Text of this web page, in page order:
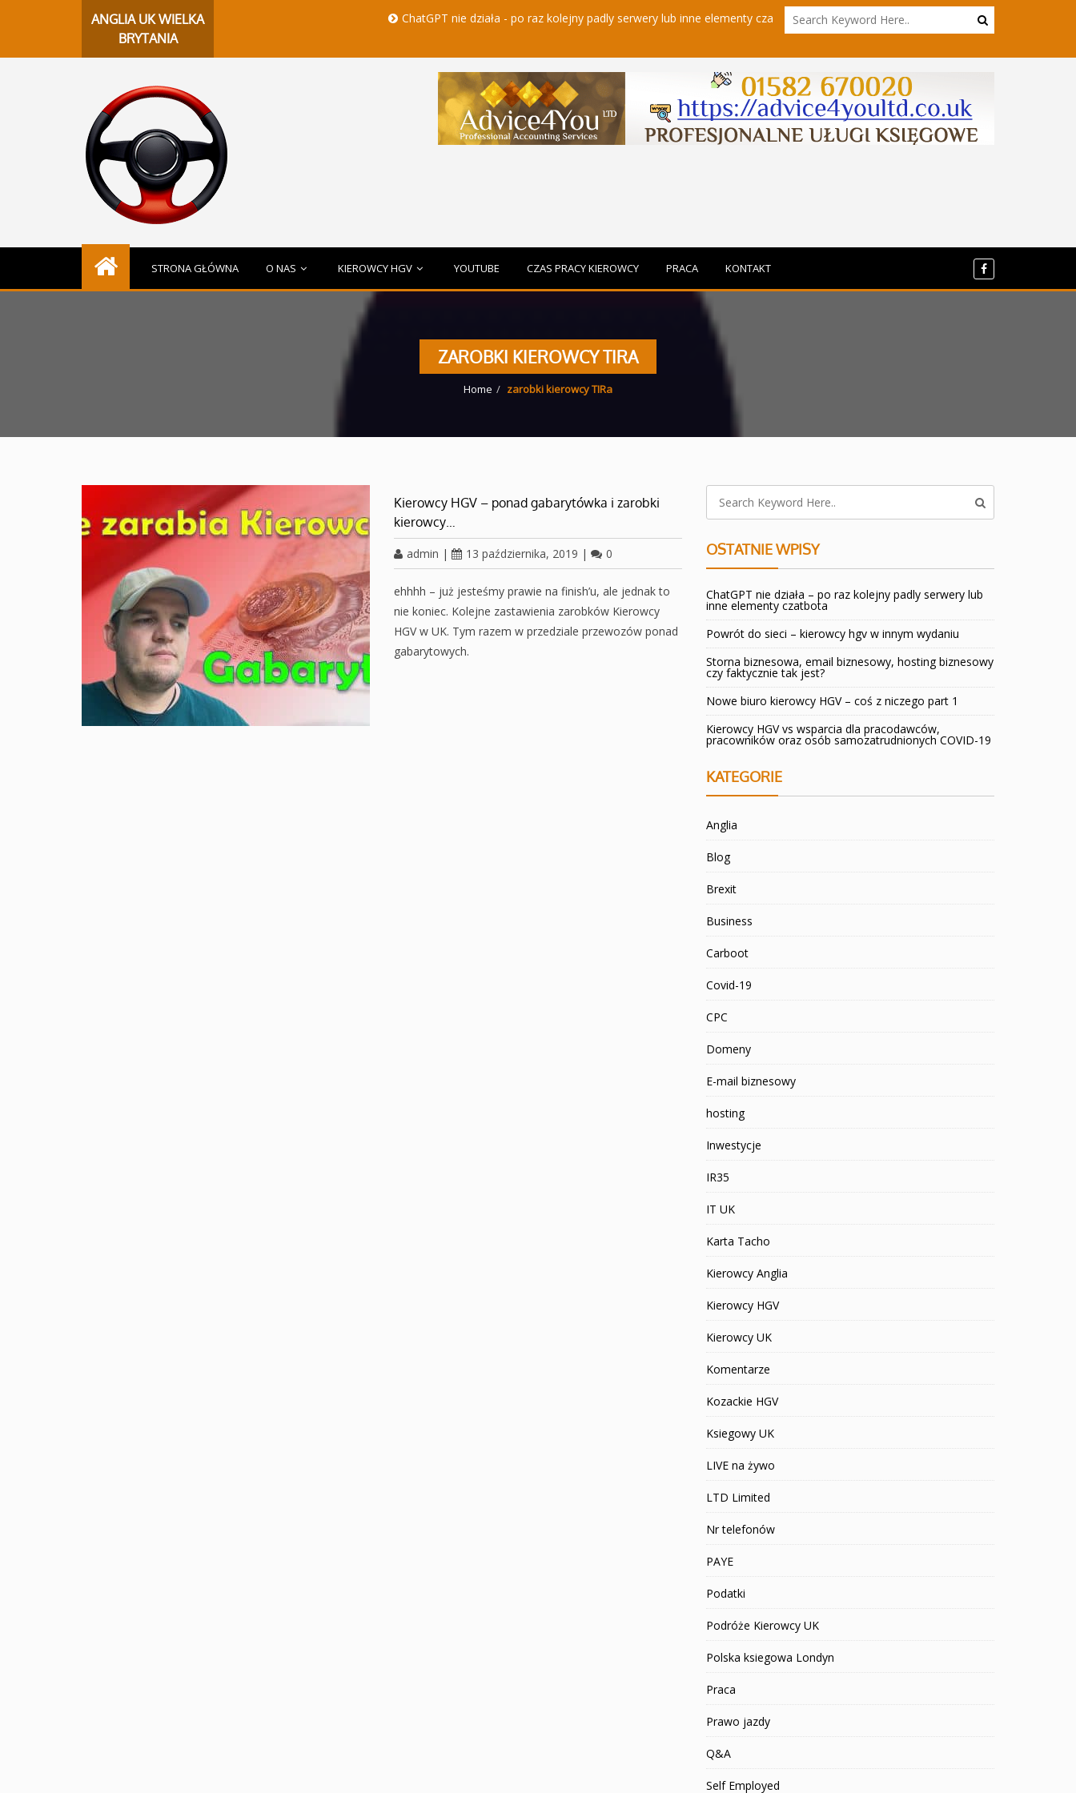
ANGLIA UK WIELKA
BRYTANIA
ChatGPT nie działa - po raz kolejny padly serwery lub inne elementy czatbota Powrót do sieci - kierowcy hgv w innym wydaniu
STRONA GŁÓWNA O NAS KIEROWCY HGV YOUTUBE CZAS PRACY KIEROWCY PRACA KONTAKT
ZAROBKI KIEROWCY TIRA
Home zarobki kierowcy TIRa
Kierowcy HGV – ponad gabarytówka i zarobki
kierowcy…
admin | 13 października, 2019 | 0
ehhhh – już jesteśmy prawie na finish’u, ale jednak to
nie koniec. Kolejne zastawienia zarobków Kierowcy
HGV w UK. Tym razem w przedziale przewozów ponad
gabarytowych.
OSTATNIE WPISY
ChatGPT nie działa – po raz kolejny padly serwery lub
inne elementy czatbota
Powrót do sieci – kierowcy hgv w innym wydaniu
Storna biznesowa, email biznesowy, hosting biznesowy
czy faktycznie tak jest?
Nowe biuro kierowcy HGV – coś z niczego part 1
Kierowcy HGV vs wsparcia dla pracodawców,
pracowników oraz osób samozatrudnionych COVID-19
KATEGORIE
Anglia
Blog
Brexit
Business
Carboot
Covid-19
CPC
Domeny
E-mail biznesowy
hosting
Inwestycje
IR35
IT UK
Karta Tacho
Kierowcy Anglia
Kierowcy HGV
Kierowcy UK
Komentarze
Kozackie HGV
Ksiegowy UK
LIVE na żywo
LTD Limited
Nr telefonów
PAYE
Podatki
Podróże Kierowcy UK
Polska ksiegowa Londyn
Praca
Prawo jazdy
Q&A
Self Employed